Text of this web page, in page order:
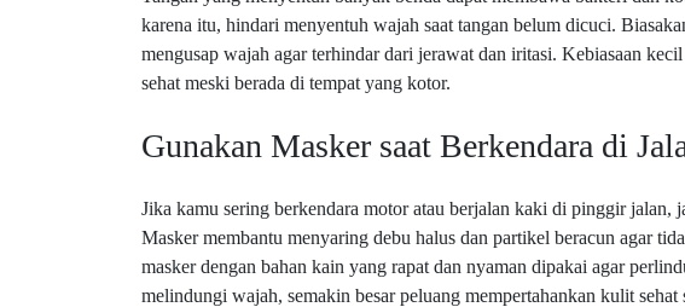
karena itu, hindari menyentuh wajah saat tangan belum dicuci.
mengusap wajah agar terhindar dari jerawat dan iritasi. Kebiasaan
sehat meski berada di tempat yang kotor.
Gunakan Masker saat Berkendara di
Jika kamu sering berkendara motor atau berjalan kaki di pinggir jalan,
Masker membantu menyaring debu halus dan partikel beracun agar
masker dengan bahan kain yang rapat dan nyaman dipakai agar
melindungi wajah, semakin besar peluang mempertahankan kulit sehat